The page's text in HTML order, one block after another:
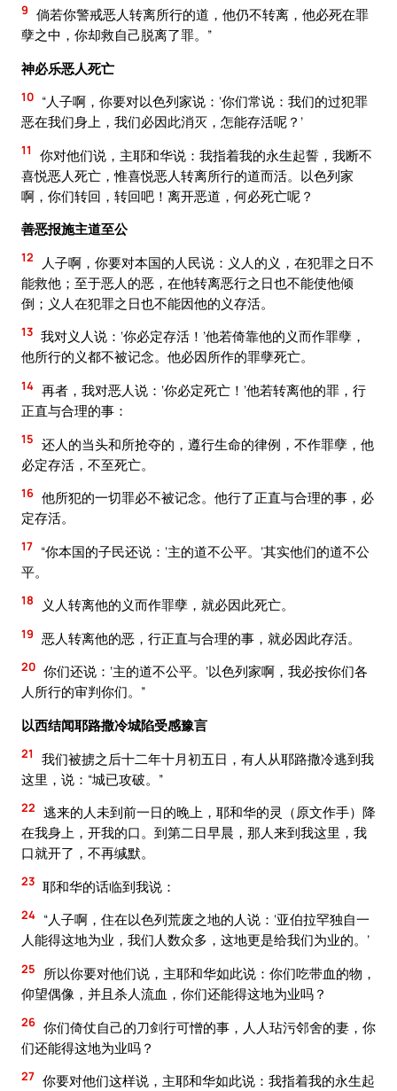
9 倘若你警戒恶人转离所行的道，他仍不转离，他必死在罪
孽之中，你却救自己脱离了罪。”
神必乐恶人死亡
10 “人子啊，你要对以色列家说：‘你们常说：我们的过犯罪
恶在我们身上，我们必因此消灭，怎能存活呢？’
11
你对他们说，主耶和华说：我指着我的永生起誓，我断不
喜悦恶人死亡，惟喜悦恶人转离所行的道而活。以色列家
啊，你们转回，转回吧！离开恶道，何必死亡呢？
善恶报施主道至公
12
人子啊，你要对本国的人民说：义人的义，在犯罪之日不
能救他；至于恶人的恶，在他转离恶行之日也不能使他倾
倒；义人在犯罪之日也不能因他的义存活。
13 我对义人说：‘你必定存活！’他若倚靠他的义而作罪孽，
他所行的义都不被记念。他必因所作的罪孽死亡。
14 再者，我对恶人说：‘你必定死亡！’他若转离他的罪，行
正直与合理的事：
15 还人的当头和所抢夺的，遵行生命的律例，不作罪孽，他
必定存活，不至死亡。
16 他所犯的一切罪必不被记念。他行了正直与合理的事，必
定存活。
17 “你本国的子民还说：‘主的道不公平。’其实他们的道不公
平。
18 义人转离他的义而作罪孽，就必因此死亡。
19 恶人转离他的恶，行正直与合理的事，就必因此存活。
20 你们还说：‘主的道不公平。’以色列家啊，我必按你们各
人所行的审判你们。”
以西结闻耶路撒冷城陷受感豫言
21
我们被掳之后十二年十月初五日，有人从耶路撒冷逃到我
这里，说：“城已攻破。”
22 逃来的人未到前一日的晚上，耶和华的灵（原文作手）降
在我身上，开我的口。到第二日早晨，那人来到我这里，我
口就开了，不再缄默。
23 耶和华的话临到我说：
24 “人子啊，住在以色列荒废之地的人说：‘亚伯拉罕独自一
人能得这地为业，我们人数众多，这地更是给我们为业的。’
25
所以你要对他们说，主耶和华如此说：你们吃带血的物，
仰望偶像，并且杀人流血，你们还能得这地为业吗？
26 你们倚仗自己的刀剑行可憎的事，人人玷污邻舍的妻，你
们还能得这地为业吗？
27 你要对他们这样说，主耶和华如此说：我指着我的永生起